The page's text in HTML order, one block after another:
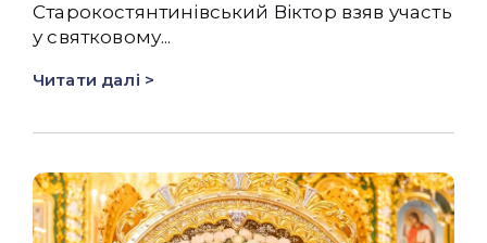
Старокостянтинівський Віктор взяв участь
у святковому...
Читати далі >